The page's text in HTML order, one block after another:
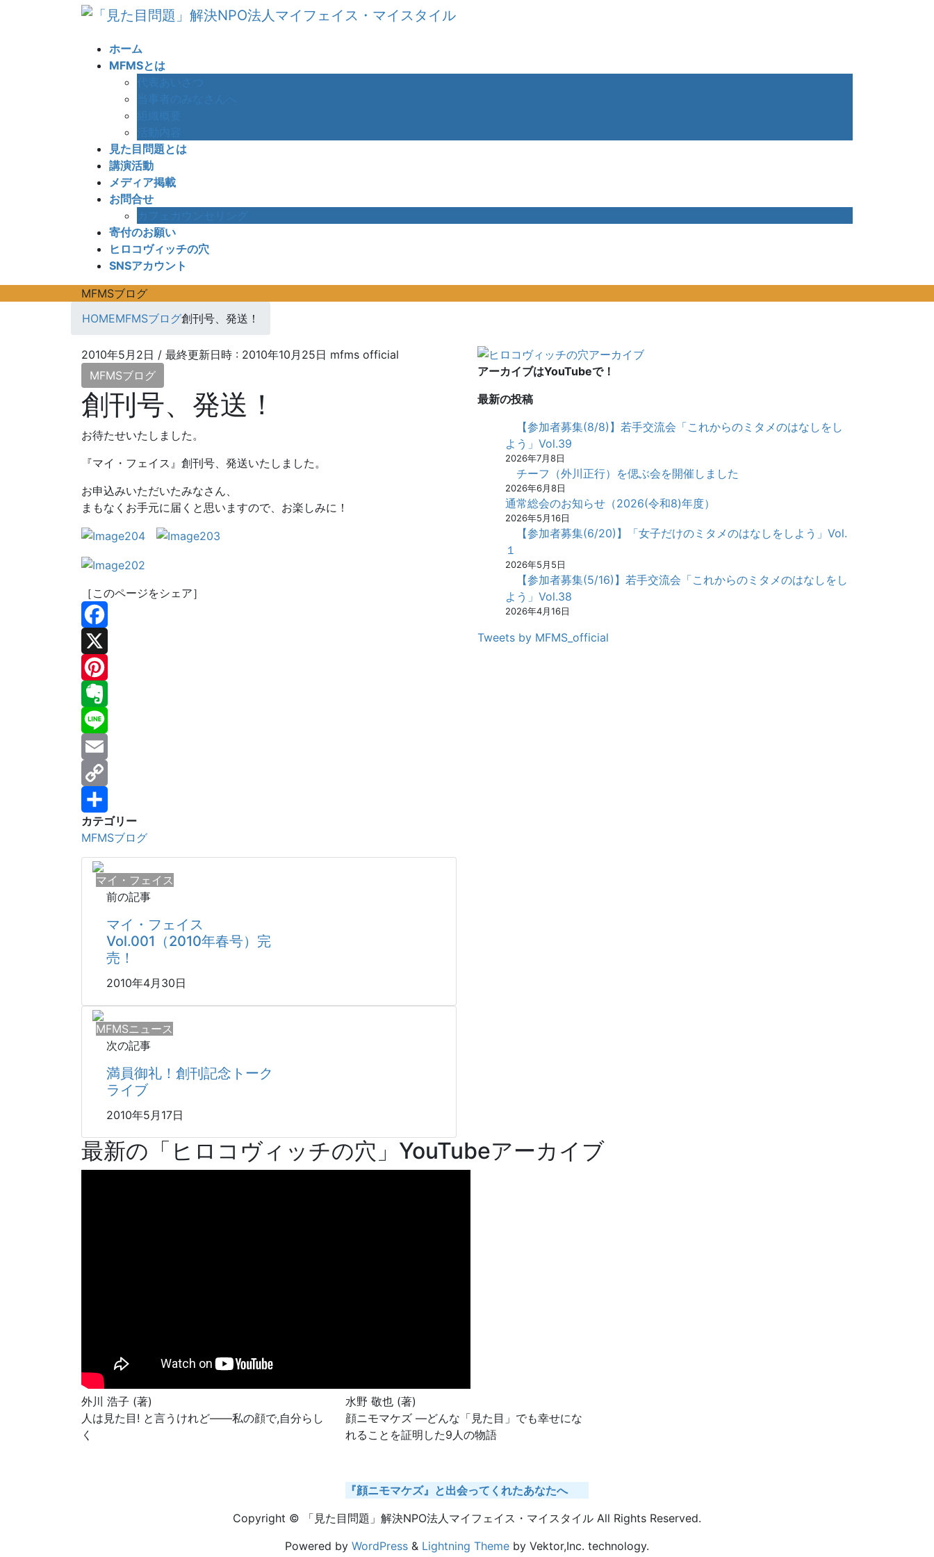
ホーム
MFMSとは
見た目問題とは
講演活動
メディア掲載
お問合せ
寄付のお願い
ヒロコヴィッチの穴
SNSアカウント
MFMSブログ
HOMEMFMSブログ創刊号、発送！
2010年5月2日 / 最終更新日時 : 2010年10月25日 mfms official
MFMSブログ
創刊号、発送！
お待たせいたしました。
『マイ・フェイス』創刊号、発送いたしました。
お申込みいただいたみなさん、
まもなくお手元に届くと思いますので、お楽しみに！
［このページをシェア］
Facebook
X
Pinterest
Evernote
Line
Email
Copy
Link
共
カテゴリー
MFMSブログ
マイ・フェイス
前の記事
マイ・フェイス
Vol.001（2010年春号）完
売！
2010年4月30日
MFMSニュース
次の記事
満員御礼！創刊記念トーク
ライブ
2010年5月17日
アーカイブはYouTubeで！
最新の投稿
【参加者募集(8/8)】若手交流会「これからのミタメのはなしをし
よう」Vol.39
2026年7月8日
チーフ（外川正行）を偲ぶ会を開催しました
2026年6月8日
通常総会のお知らせ（2026(令和8)年度）
2026年5月16日
【参加者募集(6/20)】「女子だけのミタメのはなしをしよう」Vol.
１
2026年5月5日
【参加者募集(5/16)】若手交流会「これからのミタメのはなしをし
よう」Vol.38
2026年4月16日
Tweets by MFMS_official
最新の「ヒロコヴィッチの穴」YouTubeアーカイブ
外川 浩子 (著)
人は見た目! と言うけれど――私の顔で,自分らし
く
水野 敬也 (著)
顔ニモマケズ ―どんな「見た目」でも幸せにな
れることを証明した9人の物語
『顔ニモマケズ』と出会ってくれたあなたへ
Copyright © 「見た目問題」解決NPO法人マイフェイス・マイスタイル All Rights Reserved.
Powered by WordPress & Lightning Theme by Vektor,Inc. technology.